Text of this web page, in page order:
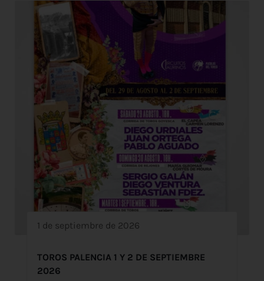
1 de septiembre de 2026
TOROS PALENCIA 1 Y 2 DE SEPTIEMBRE
2026